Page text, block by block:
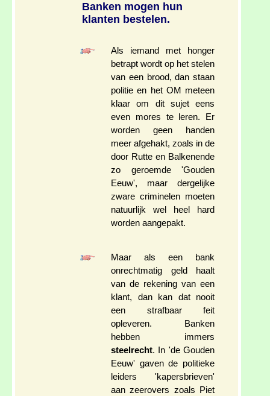
Banken mogen hun
klanten bestelen.
Als iemand met honger
betrapt wordt op het stelen
van een brood, dan staan
politie en het OM meteen
klaar om dit sujet eens
even mores te leren. Er
worden geen handen
meer afgehakt, zoals in de
door Rutte en Balkenende
zo geroemde 'Gouden
Eeuw', maar dergelijke
zware criminelen moeten
natuurlijk wel heel hard
worden aangepakt.
Maar als een bank
onrechtmatig geld haalt
van de rekening van een
klant, dan kan dat nooit
een strafbaar feit
opleveren. Banken
hebben immers
steelrecht. In 'de Gouden
Eeuw' gaven de politieke
leiders 'kapersbrieven'
aan zeerovers zoals Piet